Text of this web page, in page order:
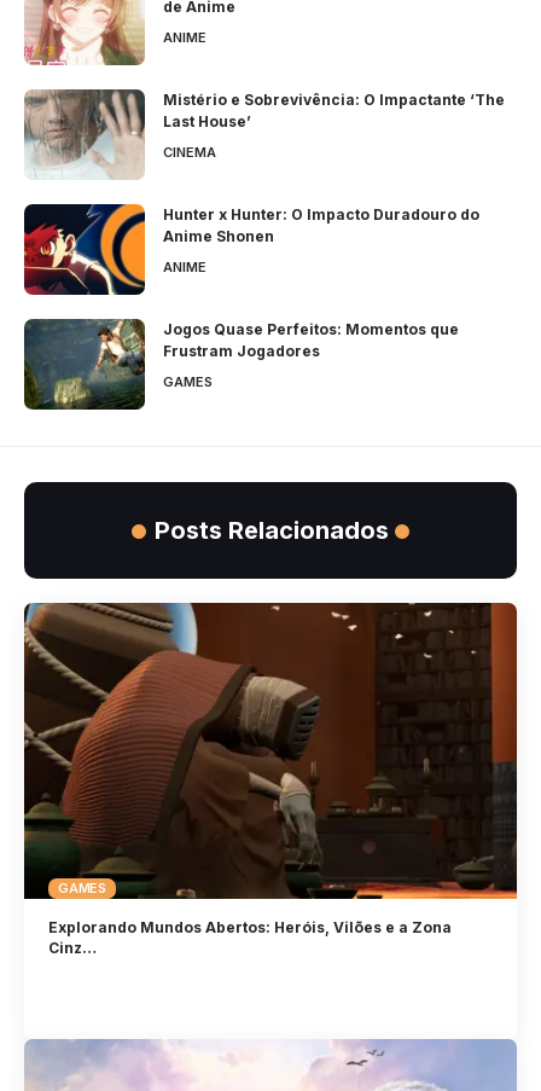
de Anime
ANIME
Mistério e Sobrevivência: O Impactante ‘The
Last House’
CINEMA
Hunter x Hunter: O Impacto Duradouro do
Anime Shonen
ANIME
Jogos Quase Perfeitos: Momentos que
Frustram Jogadores
GAMES
Posts Relacionados
GAMES
Explorando Mundos Abertos: Heróis, Vilões e a Zona
Cinz…